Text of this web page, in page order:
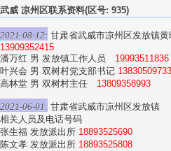
武威 凉州区联系资料(区号: 935)
2021-08-12: 甘肃省武威市凉州区发放镇
13909352415
潘万红 男 发放镇工作人员 19993511836
叶兴会 男 双树村党支部书记 13830509733
高林堂 男 双树村主任 13809358993
2021-06-01: 甘肃省武威市凉州区发放镇
相关人员及电话号码
张生福 发放派出所 18893525690
陈文孝 发放派出所 18893525808